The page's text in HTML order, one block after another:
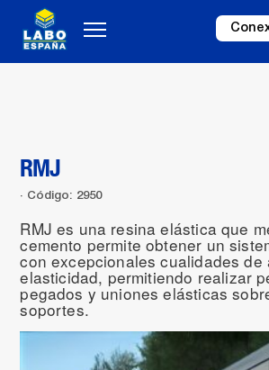
RMJ
Código: 2950
RMJ es una resina elástica que
cemento permite obtener un
con excepcionales cualidades de
elasticidad, permitiendo realizar
pegados y uniones elásticas
soportes.